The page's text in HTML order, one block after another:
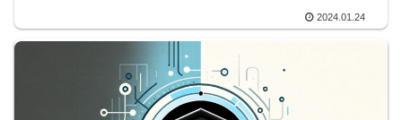
2024.01.24